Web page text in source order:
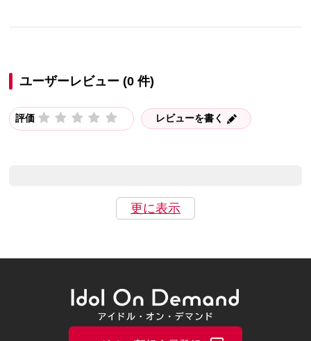
ユーザーレビュー (0 件)
評価 レビューを書く
更に表示